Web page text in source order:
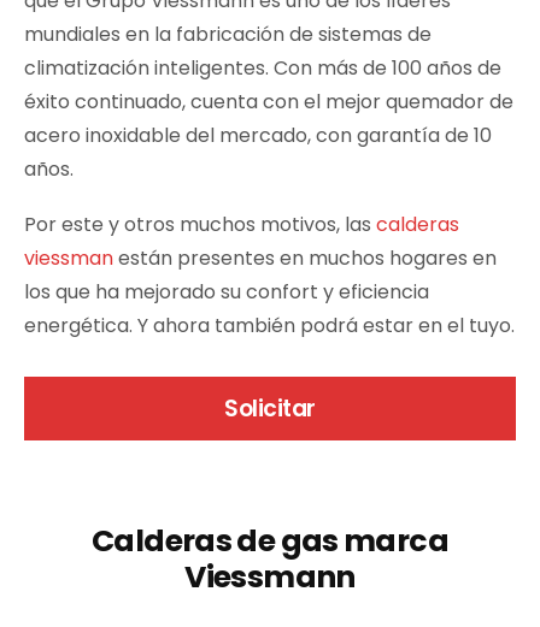
mundiales en la fabricación de sistemas de
climatización inteligentes. Con más de 100 años de
éxito continuado, cuenta con el mejor quemador de
acero inoxidable del mercado, con garantía de 10
años.
Por este y otros muchos motivos, las calderas
viessmanestán presentes en muchos hogares en
los que ha mejorado su confort y eficiencia
energética. Y ahora también podrá estar en el tuyo.
Solicitar
Calderas de gas marca
Viessmann